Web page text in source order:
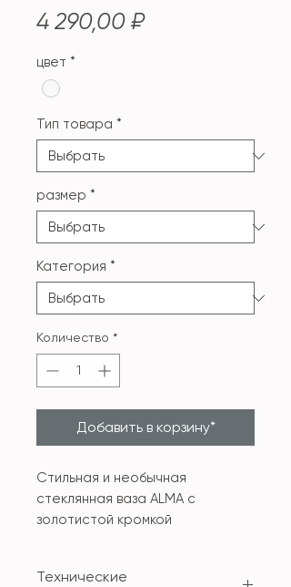
4 290,00 ₽Цена
цвет *
Тип товара *
размер *
Категория *
Количество *
Добавить в корзину*
Стильная и необычная
стеклянная ваза ALMA с
золотистой кромкой
Технические